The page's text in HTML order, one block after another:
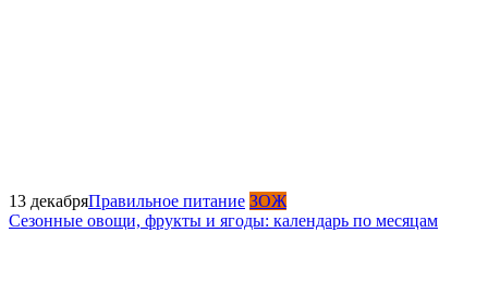
13 декабряПравильное питание ЗОЖ
Сезонные овощи, фрукты и ягоды: календарь по месяцам